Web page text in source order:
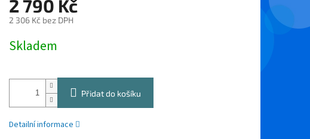
2 790 Kč
2 306 Kč bez DPH
cena:
Skladem
Přidat do košíku
Detailní informace